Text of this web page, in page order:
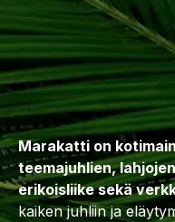
Marakatti on
teemajuhlien,
erikoisliike sekä
kaiken juhliin ja